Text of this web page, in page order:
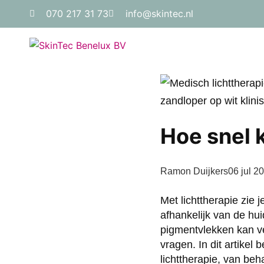
070 217 31 73 info@skintec.nl
Hoe snel
Ramon Duijkers06 jul
Met lichttherapie zie
afhankelijk van de
pigmentvlekken kan
vragen. In dit artikel
lichttherapie, van